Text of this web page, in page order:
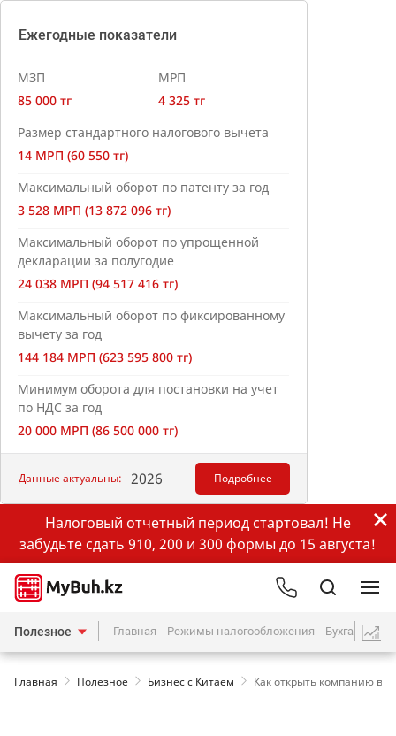
Ежегодные показатели
МЗП
85 000 тг
МРП
4 325 тг
Размер стандартного налогового вычета
14 МРП (60 550 тг)
Максимальный оборот по патенту за год
3 528 МРП (13 872 096 тг)
Максимальный оборот по упрощенной
декларации за полугодие
24 038 МРП (94 517 416 тг)
Максимальный оборот по фиксированному
вычету за год
144 184 МРП (623 595 800 тг)
Минимум оборота для постановки на учет
по НДС за год
20 000 МРП (86 500 000 тг)
Данные актуальны: 2026 Подробнее
Налоговый отчетный период стартовал! Не
забудьте сдать 910, 200 и 300 формы до 15 августа!
Полезное Главная Режимы налогообложения Бухгалтерия
Главная Полезное Бизнес с Китаем Как открыть компанию в